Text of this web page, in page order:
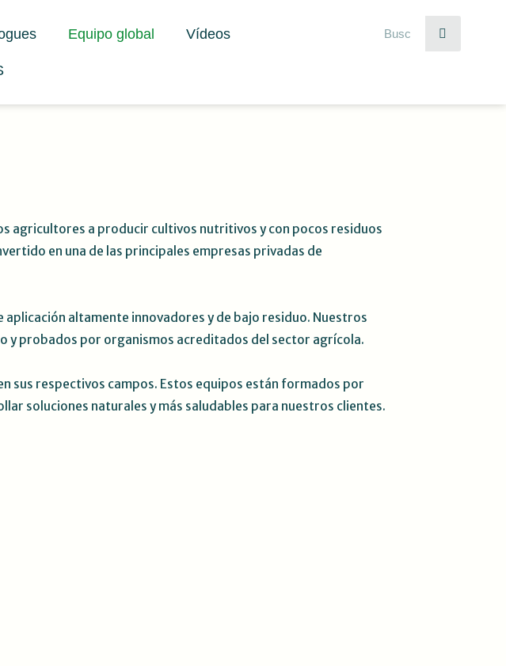
Equipo global Vídeos
Buscar
agricultores a producir cultivos nutritivos y con pocos residuos
en una de las principales empresas privadas de
altamente innovadores y de bajo residuo. Nuestros
y probados por organismos acreditados del sector agrícola.
sus respectivos campos. Estos equipos están formados por
soluciones naturales y más saludables para nuestros clientes.